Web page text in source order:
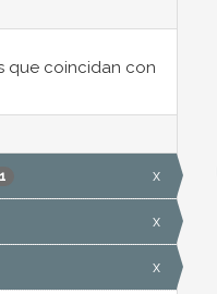
que coincidan con
1 x
x
x